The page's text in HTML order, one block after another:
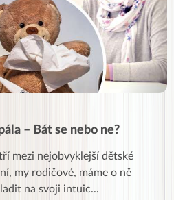
– Bát se nebo ne?
mezi nejobvyklejší dětské
my rodičové, máme o ně
na svoji intuic...